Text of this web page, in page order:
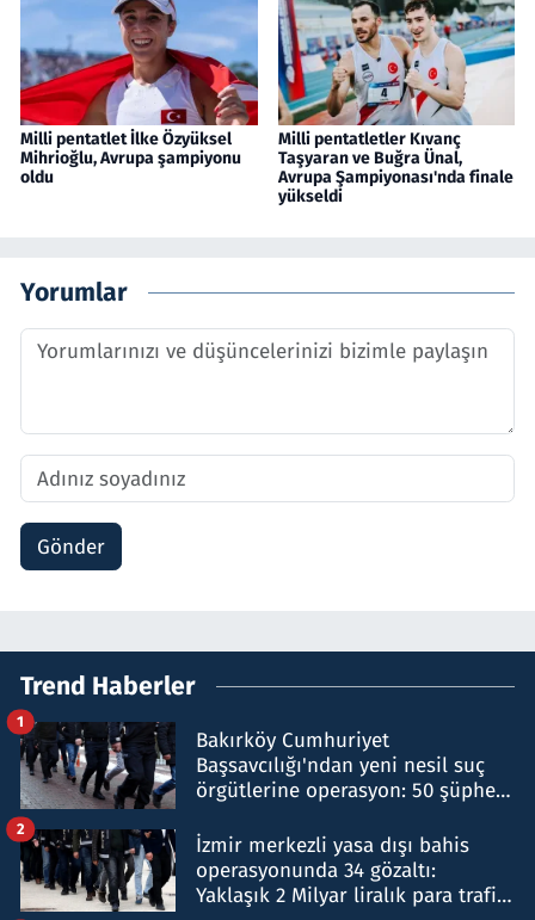
Milli pentatlet İlke Özyüksel
Mihrioğlu, Avrupa şampiyonu
oldu
Milli pentatletler Kıvanç
Taşyaran ve Buğra Ünal,
Avrupa Şampiyonası'nda finale
yükseldi
Yorumlar
Gönder
Trend Haberler
Bakırköy Cumhuriyet
Başsavcılığı'ndan yeni nesil suç
örgütlerine operasyon: 50 şüpheli
1
İzmir merkezli yasa dışı bahis
operasyonunda 34 gözaltı:
Yaklaşık 2 Milyar liralık para trafiği
2